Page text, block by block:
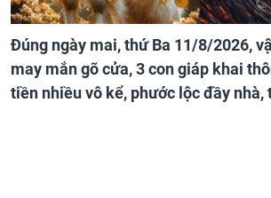
Đúng ngày mai, thứ Ba 11/8/2026,
may mắn gõ cửa, 3 con giáp khai
tiền nhiều vô kể, phước lộc đầy nhà,